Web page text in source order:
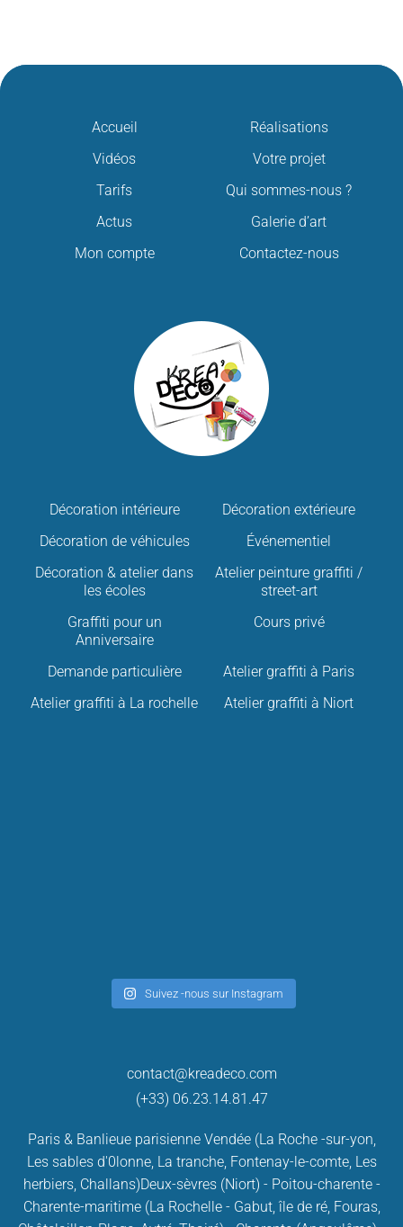
Accueil
Réalisations
Vidéos
Votre projet
Tarifs
Qui sommes-nous ?
Actus
Galerie d’art
Mon compte
Contactez-nous
Décoration intérieure
Décoration extérieure
Décoration de véhicules
Événementiel
Décoration & atelier dans
les écoles
Atelier peinture graffiti /
street-art
Graffiti pour un
Anniversaire
Cours privé
Demande particulière
Atelier graffiti à Paris
Atelier graffiti à La rochelle
Atelier graffiti à Niort
Suivez -nous sur Instagram
contact@kreadeco.com
(+33) 06.23.14.81.47
Paris & Banlieue parisienneVendée (La Roche -sur-yon,
Les sables d'0lonne, La tranche, Fontenay-le-comte, Les
herbiers, Challans)Deux-sèvres (Niort) - Poitou-charente -
Charente-maritime (La Rochelle - Gabut, île de ré, Fouras,